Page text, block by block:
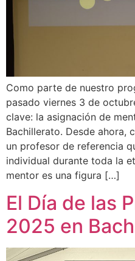
Como parte de nuestro
pasado viernes 3 de
clave: la asignación de
Bachillerato. Desde ahora,
un profesor de referencia
individual durante toda la
mentor es una figura […]
El Día de las
2025 en